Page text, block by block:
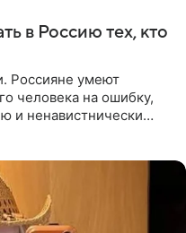
в Россию тех, кто
Россияне умеют
человека на ошибку,
и ненавистнически